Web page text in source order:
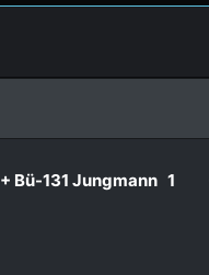
+ Bü-131 Jungmann 1